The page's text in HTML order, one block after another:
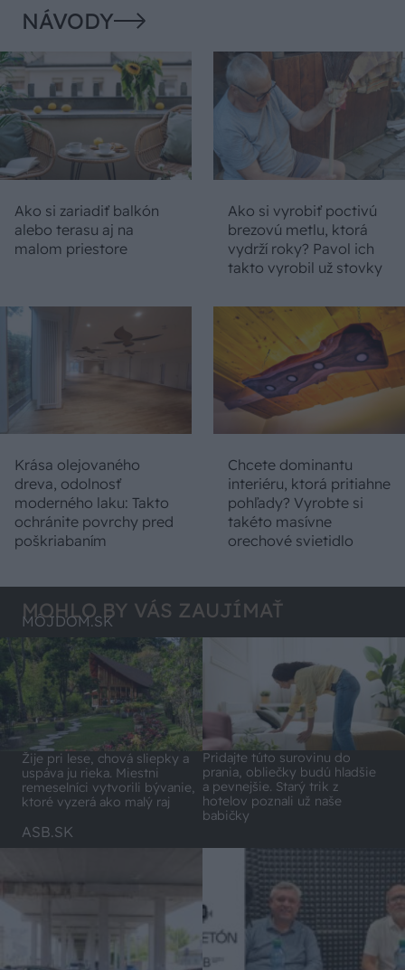
NÁVODY
Ako si zariadiť balkón
alebo terasu aj na
malom priestore
Ako si vyrobiť poctivú
brezovú metlu, ktorá
vydrží roky? Pavol ich
takto vyrobil už stovky
Krása olejovaného
dreva, odolnosť
moderného laku: Takto
ochránite povrchy pred
poškriabaním
Chcete dominantu
interiéru, ktorá pritiahne
pohľady? Vyrobte si
takéto masívne
orechové svietidlo
MOHLO BY VÁS ZAUJÍMAŤ
MÔJDOM.SK
Žije pri lese, chová sliepky a
uspáva ju rieka. Miestni
remeselníci vytvorili bývanie,
ktoré vyzerá ako malý raj
Pridajte túto surovinu do
prania, obliečky budú hladšie
a pevnejšie. Starý trik z
hotelov poznali už naše
babičky
ASB.SK